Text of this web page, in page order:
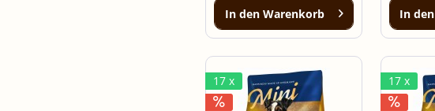
In den Warenkorb In den
17 x 17 x